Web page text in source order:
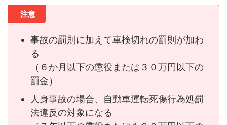
注意
事故の罰則に加えて車検切れの罰則が加わ
る
（６か月以下の懲役または３０万円以下の
罰金）
人身事故の場合、自動車運転死傷行為処罰
法違反の対象になる